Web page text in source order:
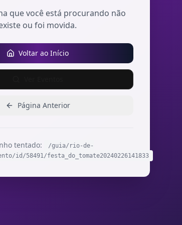
que você está procurando não
ou foi movida.
Voltar ao Início
Página Anterior
tentado:
/guia/rio-de-
id/58491/festa_do_tomate20240226141833